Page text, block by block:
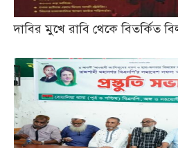
দাবির মুখে রাবি থেকে বিতর্কিত